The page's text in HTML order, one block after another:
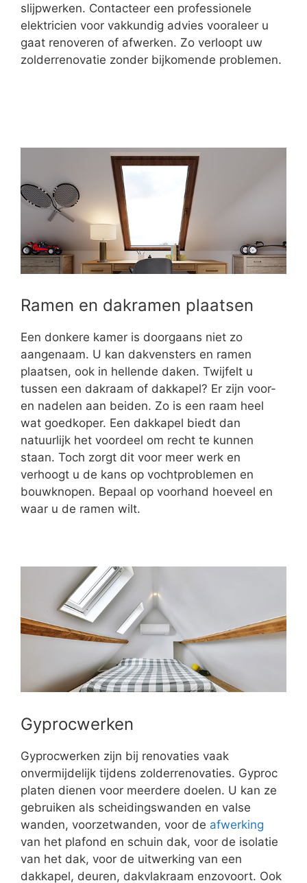
slijpwerken. Contacteer een professionele
elektricien voor vakkundig advies vooraleer u
gaat renoveren of afwerken. Zo verloopt uw
zolderrenovatie zonder bijkomende problemen.
Ramen en dakramen plaatsen
Een donkere kamer is doorgaans niet zo
aangenaam. U kan dakvensters en ramen
plaatsen, ook in hellende daken. Twijfelt u
tussen een dakraam of dakkapel? Er zijn voor-
en nadelen aan beiden. Zo is een raam heel
wat goedkoper. Een dakkapel biedt dan
natuurlijk het voordeel om recht te kunnen
staan. Toch zorgt dit voor meer werk en
verhoogt u de kans op vochtproblemen en
bouwknopen. Bepaal op voorhand hoeveel en
waar u de ramen wilt.
Gyprocwerken
Gyprocwerken zijn bij renovaties vaak
onvermijdelijk tijdens zolderrenovaties. Gyproc
platen dienen voor meerdere doelen. U kan ze
gebruiken als scheidingswanden en valse
wanden, voorzetwanden, voor de afwerking
van het plafond en schuin dak, voor de isolatie
van het dak, voor de uitwerking van een
dakkapel, deuren, dakvlakraam enzovoort. Ook